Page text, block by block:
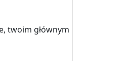
twoim głów­nym